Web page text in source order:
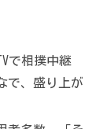
で相撲中継
で、盛り上が